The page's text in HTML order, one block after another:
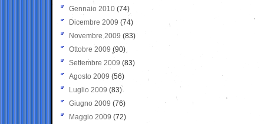
Gennaio 2010 (74)
Dicembre 2009 (74)
Novembre 2009 (83)
Ottobre 2009 (90)
Settembre 2009 (83)
Agosto 2009 (56)
Luglio 2009 (83)
Giugno 2009 (76)
Maggio 2009 (72)